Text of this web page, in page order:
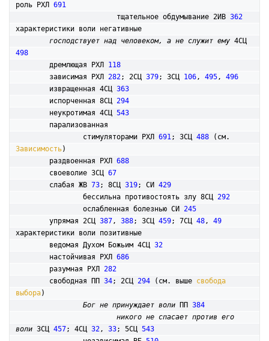
роль РХЛ 691
			тщательное обдумывание 2ИВ
362
характеристики воли негативные
господствует над человеком, а не служит ему
498
	дремлющая РХЛ
118
	зависимая РХЛ
282; 2СЦ 379; 3СЦ 106, 495, 496
	извращенная 4СЦ
363
	испорченная 8СЦ
294
	неукротимая 4СЦ
543
		стимуляторами РХЛ
691; 3СЦ 488
Зависимость)
	раздвоенная РХЛ
688
	своеволие 3СЦ
67
	слабая ЖВ
73; 8СЦ 319; СИ 429
		бессильна противостоять злу 8СЦ
292
		ослабленная болезнью СИ
245
	упрямая 2СЦ
387, 388; 3СЦ 459; 7СЦ 48, 49
характеристики воли позитивные
	ведомая Духом Божьим 4СЦ
32
	настойчивая РХЛ
686
	разумная РХЛ
282
	свободная ПП
34; 2СЦ 294 (см. выше свобода
выбора)
Бог не принуждает воли ПП 384
никого не спасает против его
воли 3СЦ 457; 4СЦ 32, 33; 5СЦ 543